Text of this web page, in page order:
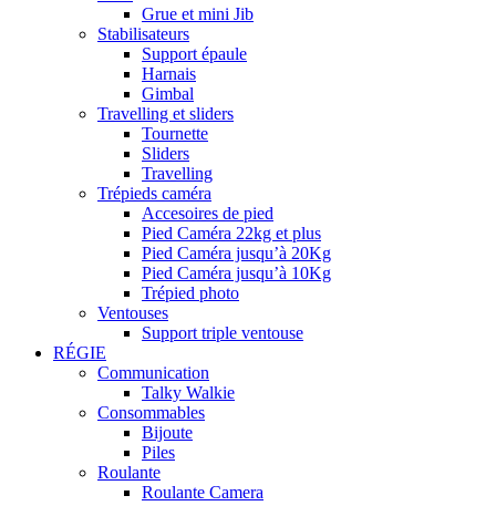
Grue et mini Jib
Stabilisateurs
Support épaule
Harnais
Gimbal
Travelling et sliders
Tournette
Sliders
Travelling
Trépieds caméra
Accesoires de pied
Pied Caméra 22kg et plus
Pied Caméra jusqu’à 20Kg
Pied Caméra jusqu’à 10Kg
Trépied photo
Ventouses
Support triple ventouse
RÉGIE
Communication
Talky Walkie
Consommables
Bijoute
Piles
Roulante
Roulante Camera